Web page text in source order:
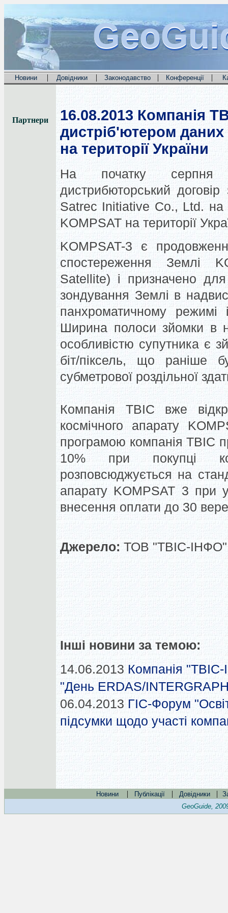
Новини | Довідники | Законодавство | Конференції |
Партнери 16.08.2013 Компанія
дистріб'ютером даних
на території України
На початку серпня
дистрибюторський
Satrec Initiative Co., Ltd.
KOMPSAT на території
KOMPSAT-3 є
спостереження Землі
Satellite) і призначено
зондування Землі в
панхроматичному
Ширина полоси зйомки в
особливістю супутника є
біт/піксель, що раніше
субметрової роздільної
Компанія ТВІС вже
космічного апарату
програмою компанія ТВІС
10% при покупці
розповсюджується на
апарату KOMPSAT 3 при
внесення оплати до 30
Джерело: ТОВ "ТВІС-
Інші новини за темою:
14.06.2013 Компанія
"День ERDAS/INTERGRAPH
06.04.2013 ГІС-Форум
підсумки щодо участі
Новини | Публікації | Довідники |
GeoGuide,